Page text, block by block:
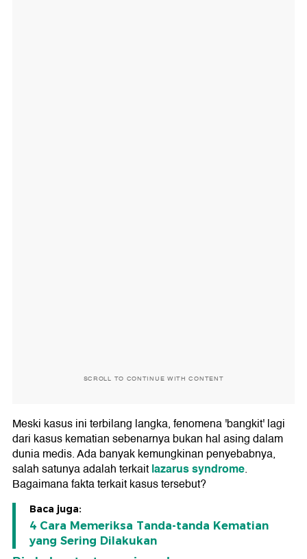
SCROLL TO CONTINUE WITH CONTENT
Meski kasus ini terbilang langka, fenomena 'bangkit' lagi
dari kasus kematian sebenarnya bukan hal asing dalam
dunia medis. Ada banyak kemungkinan penyebabnya,
salah satunya adalah terkaitlazarus syndrome.
Bagaimana fakta terkait kasus tersebut?
Baca juga:
4 Cara Memeriksa Tanda-tanda Kematian
yang Sering Dilakukan